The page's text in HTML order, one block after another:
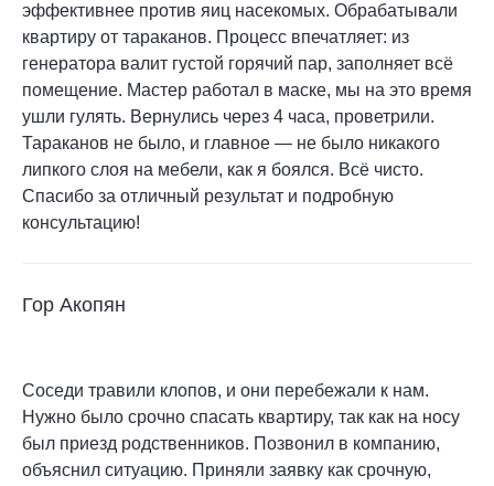
эффективнее против яиц насекомых. Обрабатывали
квартиру от тараканов. Процесс впечатляет: из
генератора валит густой горячий пар, заполняет всё
помещение. Мастер работал в маске, мы на это время
ушли гулять. Вернулись через 4 часа, проветрили.
Тараканов не было, и главное — не было никакого
липкого слоя на мебели, как я боялся. Всё чисто.
Спасибо за отличный результат и подробную
консультацию!
Гор Акопян
Соседи травили клопов, и они перебежали к нам.
Нужно было срочно спасать квартиру, так как на носу
был приезд родственников. Позвонил в компанию,
объяснил ситуацию. Приняли заявку как срочную,